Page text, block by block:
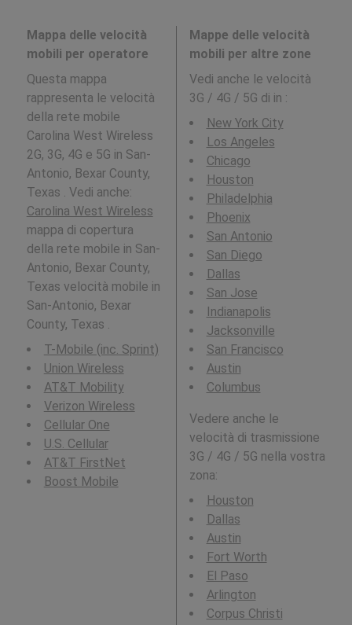
Mappa delle velocità
mobili per operatore
Questa mappa
rappresenta le velocità
della rete mobile
Carolina West Wireless
2G, 3G, 4G e 5G in San-
Antonio, Bexar County,
Texas . Vedi anche:
Carolina West Wireless
mappa di copertura
della rete mobile in San-
Antonio, Bexar County,
Texas velocità mobile in
San-Antonio, Bexar
County, Texas .
T-Mobile (inc. Sprint)
Union Wireless
AT&T Mobility
Verizon Wireless
Cellular One
U.S. Cellular
AT&T FirstNet
Boost Mobile
Mappe delle velocità
mobili per altre zone
Vedi anche le velocità
3G / 4G / 5G di in :
New York City
Los Angeles
Chicago
Houston
Philadelphia
Phoenix
San Antonio
San Diego
Dallas
San Jose
Indianapolis
Jacksonville
San Francisco
Austin
Columbus
Vedere anche le
velocità di trasmissione
3G / 4G / 5G nella vostra
zona:
Houston
Dallas
Austin
Fort Worth
El Paso
Arlington
Corpus Christi